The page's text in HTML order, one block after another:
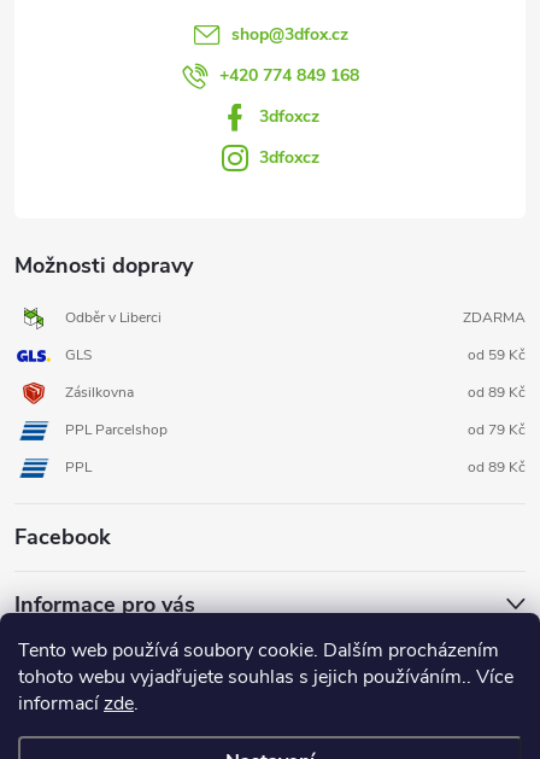
Tento web používá soubory cookie. Dalším procházením
tohoto webu vyjadřujete souhlas s jejich používáním.. Více
informacízde.
Možnosti dopravy
Odběr v Liberci
ZDARMA
GLS
od 59 Kč
Zásilkovna
od 89 Kč
PPL Parcelshop
od 79 Kč
PPL
od 89 Kč
Facebook
Informace pro vás
shop@3dfox.cz
+420 774 849 168
3dfoxcz
3dfoxcz